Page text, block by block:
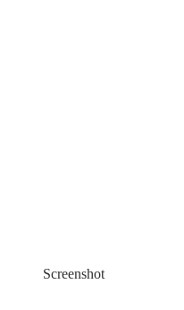
Screenshot